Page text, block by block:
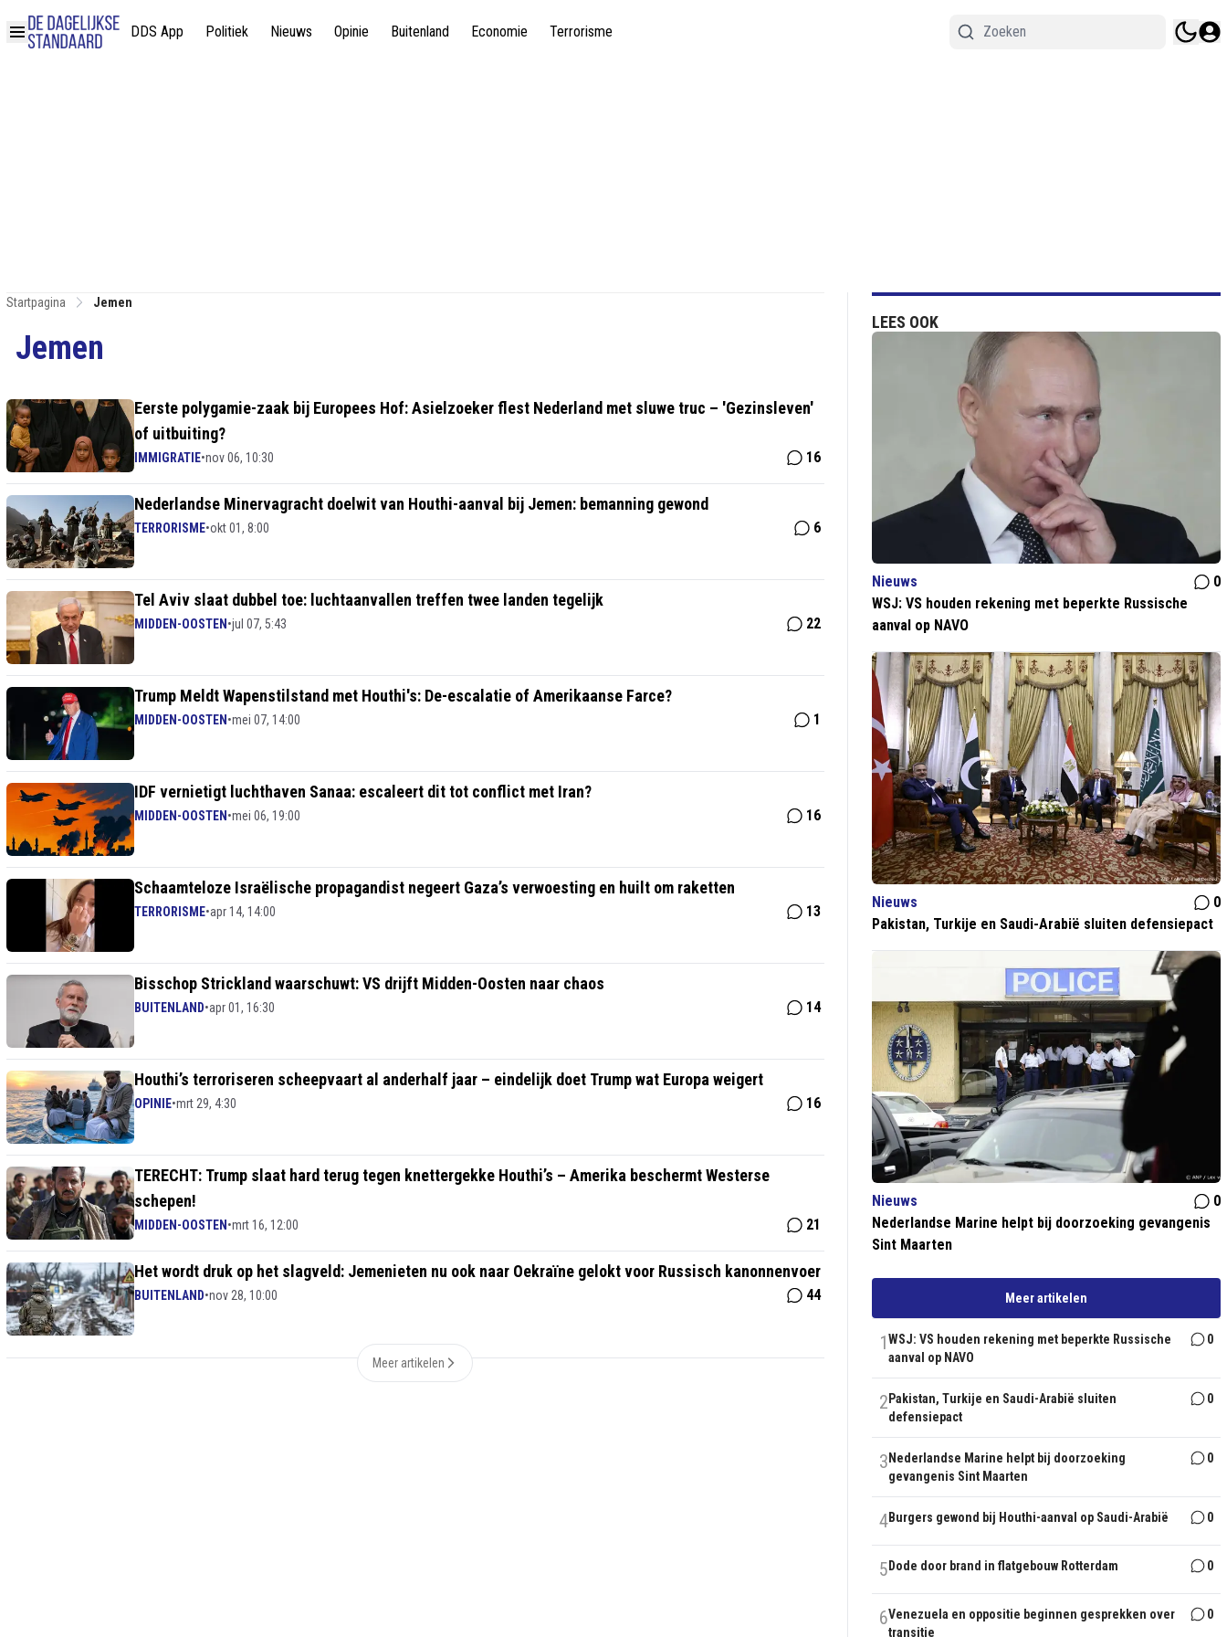
DDS App Politiek Nieuws Opinie Buitenland Economie Terrorisme
Startpagina Jemen
Jemen
Eerste polygamie-zaak bij Europees Hof: Asielzoeker flest Nederland met sluwe truc – 'Gezinsleven'
of uitbuiting?
IMMIGRATIE•nov 06, 10:30 16
Nederlandse Minervagracht doelwit van Houthi-aanval bij Jemen: bemanning gewond
TERRORISME•okt 01, 8:00 6
Tel Aviv slaat dubbel toe: luchtaanvallen treffen twee landen tegelijk
MIDDEN-OOSTEN •jul 07, 5:43 22
Trump Meldt Wapenstilstand met Houthi's: De-escalatie of Amerikaanse Farce?
MIDDEN-OOSTEN •mei 07, 14:00 1
IDF vernietigt luchthaven Sanaa: escaleert dit tot conflict met Iran?
MIDDEN-OOSTEN •mei 06, 19:00 16
Schaamteloze Israëlische propagandist negeert Gaza’s verwoesting en huilt om raketten
TERRORISME•apr 14, 14:00 13
Bisschop Strickland waarschuwt: VS drijft Midden-Oosten naar chaos
BUITENLAND•apr 01, 16:30 14
Houthi’s terroriseren scheepvaart al anderhalf jaar – eindelijk doet Trump wat Europa weigert
OPINIE•mrt 29, 4:30 16
TERECHT: Trump slaat hard terug tegen knettergekke Houthi’s – Amerika beschermt Westerse
schepen!
MIDDEN-OOSTEN •mrt 16, 12:00 21
Het wordt druk op het slagveld: Jemenieten nu ook naar Oekraïne gelokt voor Russisch kanonnenvoer
BUITENLAND•nov 28, 10:00 44
Meer artikelen
LEES OOK
Nieuws
0
WSJ: VS houden rekening met beperkte Russische
aanval op NAVO
Nieuws
0
Pakistan, Turkije en Saudi-Arabië sluiten defensiepact
Nieuws
0
Nederlandse Marine helpt bij doorzoeking gevangenis
Sint Maarten
Meer artikelen
1WSJ: VS houden rekening met beperkte Russische
aanval op NAVO
0
2 Pakistan, Turkije en Saudi-Arabië sluiten
defensiepact
0
3 Nederlandse Marine helpt bij doorzoeking
gevangenis Sint Maarten
0
4Burgers gewond bij Houthi-aanval op Saudi-Arabië 0
5 Dode door brand in flatgebouw Rotterdam 0
6Venezuela en oppositie beginnen gesprekken over
transitie
0